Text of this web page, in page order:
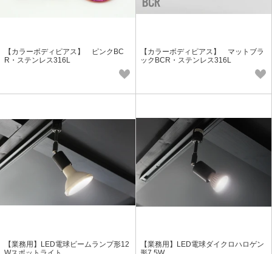
【カラーボディピアス】 ピンクBC
R・ステンレス316L
【カラーボディピアス】 マットブラ
ックBCR・ステンレス316L
【業務用】LED電球ビームランプ形12
【業務用】LED電球ダイクロハロゲン